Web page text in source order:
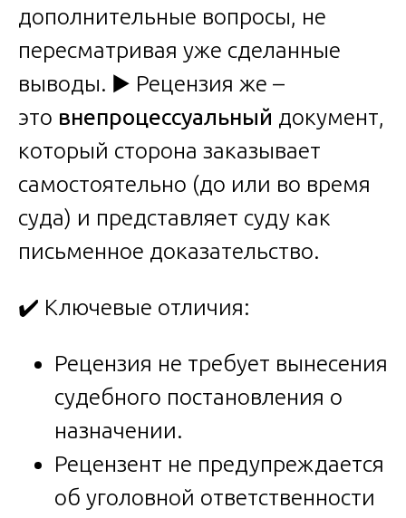
дополнительные вопросы, не
пересматривая уже сделанные
выводы. ▶️ Рецензия же –
это внепроцессуальный документ,
который сторона заказывает
самостоятельно (до или во время
суда) и представляет суду как
письменное доказательство.
✔️ Ключевые отличия:
Рецензия не требует вынесения
судебного постановления о
назначении.
Рецензент не предупреждается
об уголовной ответственности